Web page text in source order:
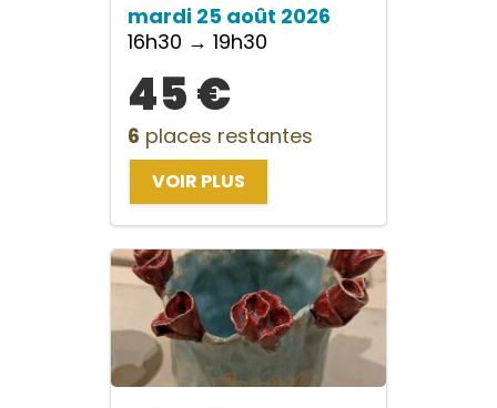
mardi 25 août 2026
16h30 → 19h30
45 €
6 places restantes
VOIR PLUS